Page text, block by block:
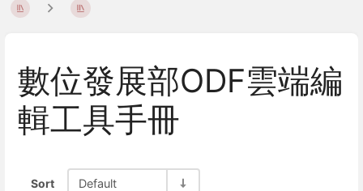
數位發展部ODF雲端編
輯工具手冊
Sort Default